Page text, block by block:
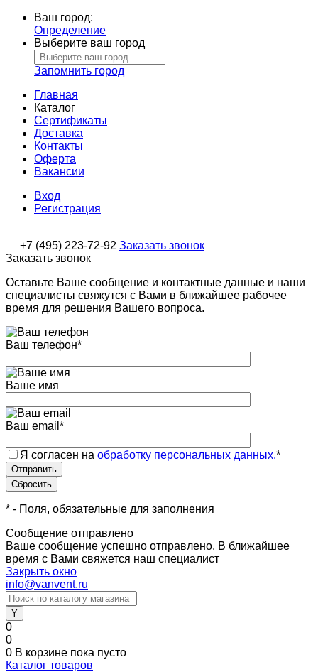
Ваш город:
Определение
Выберите ваш город
Запомнить город
Главная
Каталог
Сертификаты
Доставка
Контакты
Оферта
Вакансии
Вход
Регистрация
+7 (495) 223-72-92 Заказать звонок
Заказать звонок
Оставьте Ваше сообщение и контактные данные и наши
специалисты свяжутся с Вами в ближайшее рабочее
время для решения Вашего вопроса.
Ваш телефон*
Ваше имя
Ваш email *
Я согласен на обработку персональных данных.*
* - Поля, обязательные для заполнения
Сообщение отправлено
Ваше сообщение успешно отправлено. В ближайшее
время с Вами свяжется наш специалист
Закрыть окно
info@vanvent.ru
0
0
0 В корзине пока пусто
Каталог товаров